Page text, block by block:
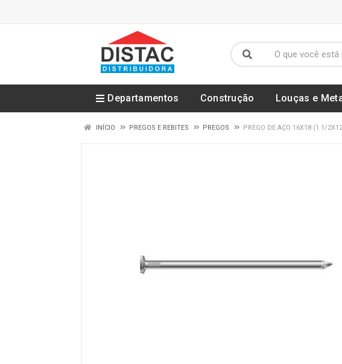
Departamentos Construção Louças e
INÍCIO PREGOS E REBITES PREGOS PREGO DE AÇO 16X18 (1.1/